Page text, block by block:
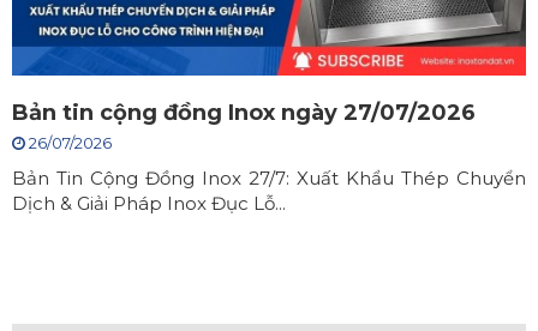
Bản tin cộng đồng Inox ngày 27/07/2026
26/07/2026
Bản Tin Cộng Đồng Inox 27/7: Xuất Khẩu Thép Chuyển
Dịch & Giải Pháp Inox Đục Lỗ...